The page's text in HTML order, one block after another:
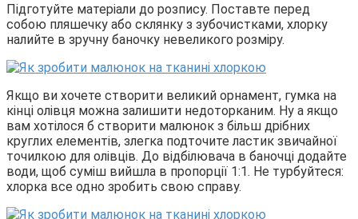
Підготуйте матеріали до розпису. Поставте перед
собою пляшечку або склянку з зубочистками, хлорку
налийте в зручну баночку невеликого розміру.
Якщо ви хочете створити великий орнамент, гумка на
кінці олівця можна залишити недоторканим. Ну а якщо
вам хотілося б створити малюнок з більш дрібних
круглих елементів, злегка подточите ластик звичайної
точилкою для олівців. До відбілювача в баночці додайте
води, щоб суміш вийшла в пропорції 1:1. Не турбуйтеся:
хлорка все одно зробить свою справу.